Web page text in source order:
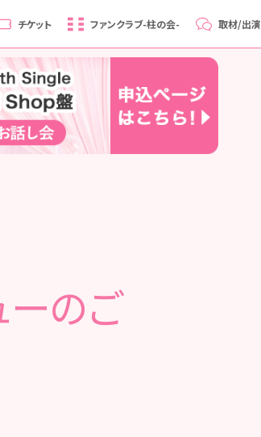
チケット ファンクラブ-柱の会- 取材/出演
ーのご